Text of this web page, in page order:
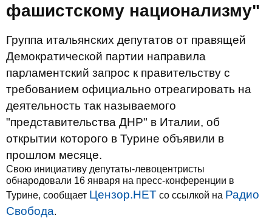
фашистскому национализму"
Группа итальянских депутатов от правящей
Демократической партии направила
парламентский запрос к правительству с
требованием официально отреагировать на
деятельность так называемого
"представительства ДНР" в Италии, об
открытии которого в Турине объявили в
прошлом месяце.
Свою инициативу депутаты-левоцентристы
обнародовали 16 января на пресс-конференции в
Турине, сообщает Цензор.НЕТ со ссылкой на Радио
Свобода.